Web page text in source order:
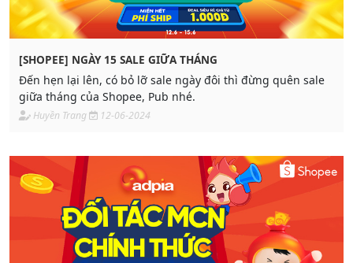
[SHOPEE] NGÀY 15 SALE GIỮA THÁNG
Đến hẹn lại lên, có bỏ lỡ sale ngày đôi thì đừng quên sale
giữa tháng của Shopee, Pub nhé.
Huyền Trang 12-06-2024